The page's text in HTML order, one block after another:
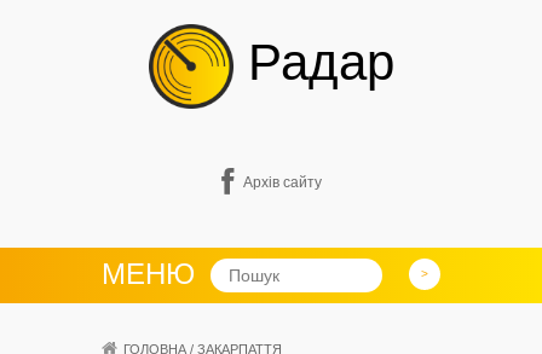
Радар
Архів сайту
МЕНЮ
ГОЛОВНА / ЗАКАРПАТТЯ